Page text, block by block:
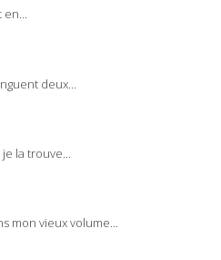
en...
deux...
la trouve...
mon vieux volume...